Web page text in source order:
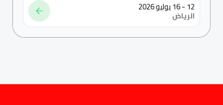
12 - 16 يوليو 2026
الرياض